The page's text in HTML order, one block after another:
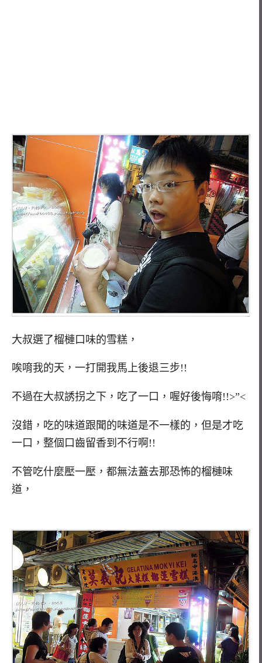
大叔選了榴槤口味的雪糕，
唉唷我的天，一打開我馬上後退三步!!
不過在大叔誘拐之下，吃了一口，喔好後悔唷!!>”<
沒錯，吃的味道跟聞的味道是不一樣的，但是才吃
一口，整個口齒留香到不行啊!!
不管吃什麼壓一壓，都無法蓋去那恐怖的榴槤味
道，